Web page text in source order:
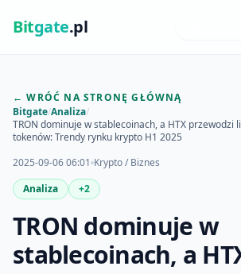
Bitgate.pl
← WRÓĆ NA STRONĘ GŁÓWNĄ
Bitgate/Analiza/
TRON dominuje w stablecoinach, a HTX przewodzi
tokenów: Trendy rynku krypto H1 2025
2025-09-06 06:01 Krypto / Biznes
Analiza
+2
TRON dominuje w
stablecoinach, a